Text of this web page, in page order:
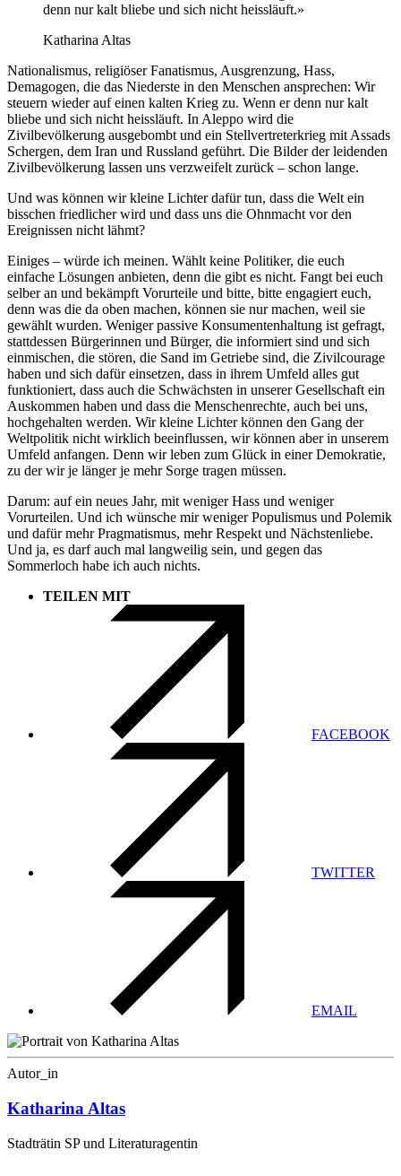
denn nur kalt bliebe und sich nicht heissläuft.»
Katharina Altas
Nationalismus, religiöser Fanatismus, Ausgrenzung, Hass,
Demagogen, die das Niederste in den Menschen ansprechen: Wir
steuern wieder auf einen kalten Krieg zu. Wenn er denn nur kalt
bliebe und sich nicht heissläuft. In Aleppo wird die
Zivilbevölkerung ausgebombt und ein Stellvertreterkrieg mit Assads
Schergen, dem Iran und Russland geführt. Die Bilder der leidenden
Zivilbevölkerung lassen uns verzweifelt zurück – schon lange.
Und was können wir kleine Lichter dafür tun, dass die Welt ein
bisschen friedlicher wird und dass uns die Ohnmacht vor den
Ereignissen nicht lähmt?
Einiges – würde ich meinen. Wählt keine Politiker, die euch
einfache Lösungen anbieten, denn die gibt es nicht. Fangt bei euch
selber an und bekämpft Vorurteile und bitte, bitte engagiert euch,
denn was die da oben machen, können sie nur machen, weil sie
gewählt wurden. Weniger passive Konsumentenhaltung ist gefragt,
stattdessen Bürgerinnen und Bürger, die informiert sind und sich
einmischen, die stören, die Sand im Getriebe sind, die Zivilcourage
haben und sich dafür einsetzen, dass in ihrem Umfeld alles gut
funktioniert, dass auch die Schwächsten in unserer Gesellschaft ein
Auskommen haben und dass die Menschenrechte, auch bei uns,
hochgehalten werden. Wir kleine Lichter können den Gang der
Weltpolitik nicht wirklich beeinflussen, wir können aber in unserem
Umfeld anfangen. Denn wir leben zum Glück in einer Demokratie,
zu der wir je länger je mehr Sorge tragen müssen.
Darum: auf ein neues Jahr, mit weniger Hass und weniger
Vorurteilen. Und ich wünsche mir weniger Populismus und Polemik
und dafür mehr Pragmatismus, mehr Respekt und Nächstenliebe.
Und ja, es darf auch mal langweilig sein, und gegen das
Sommerloch habe ich auch nichts.
TEILEN MIT
FACEBOOK
TWITTER
EMAIL
Autor_in
Katharina Altas
Stadträtin SP und Literaturagentin